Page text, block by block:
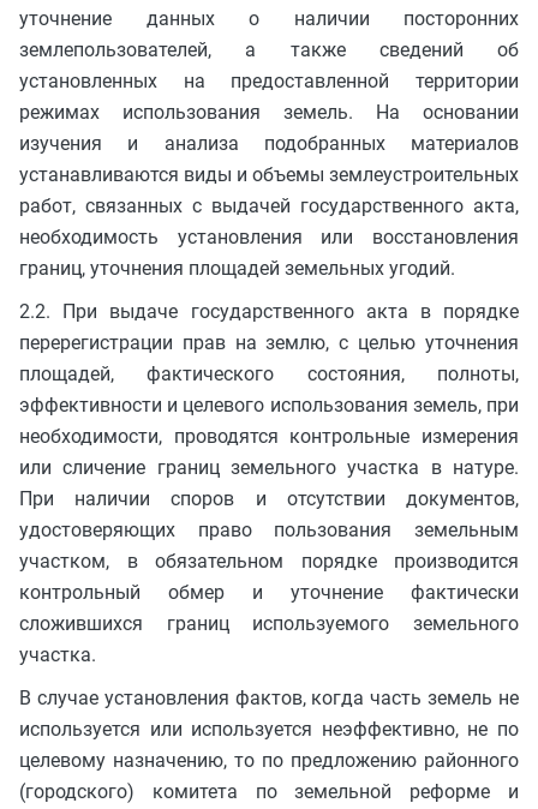
уточнение данных о наличии посторонних
землепользователей, а также сведений об
установленных на предоставленной территории
режимах использования земель. На основании
изучения и анализа подобранных материалов
устанавливаются виды и объемы землеустроительных
работ, связанных с выдачей государственного акта,
необходимость установления или восстановления
границ, уточнения площадей земельных угодий.
2.2. При выдаче государственного акта в порядке
перерегистрации прав на землю, с целью уточнения
площадей, фактического состояния, полноты,
эффективности и целевого использования земель, при
необходимости, проводятся контрольные измерения
или сличение границ земельного участка в натуре.
При наличии споров и отсутствии документов,
удостоверяющих право пользования земельным
участком, в обязательном порядке производится
контрольный обмер и уточнение фактически
сложившихся границ используемого земельного
участка.
В случае установления фактов, когда часть земель не
используется или используется неэффективно, не по
целевому назначению, то по предложению районного
(городского) комитета по земельной реформе и